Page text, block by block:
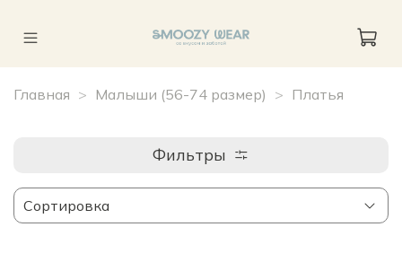
Главная Малыши (56-74 размер) Платья
Фильтры